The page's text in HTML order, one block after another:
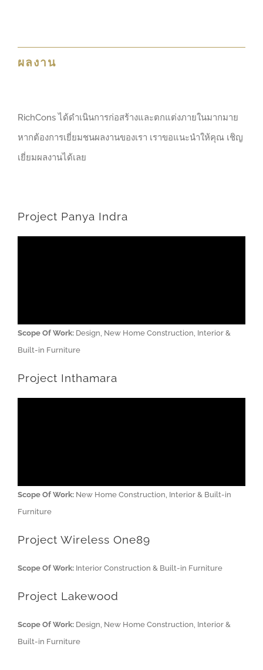
ผลงาน
RichCons ได้ดำเนินการก่อสร้างและตกแต่งภายในมากมาย
หากต้องการเยี่ยมชนผลงานของเรา เราขอแนะนำให้คุณ เชิญ
เยี่ยมผลงานได้เลย
Project Panya Indra
Scope Of Work: Design, New Home Construction, Interior &
Built-in Furniture
Project Inthamara
Scope Of Work: New Home Construction, Interior & Built-in
Furniture
Project Wireless One89
Scope Of Work: Interior Construction & Built-in Furniture
Project Lakewood
Scope Of Work: Design, New Home Construction, Interior &
Built-in Furniture